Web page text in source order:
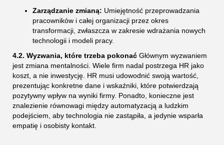
Zarządzanie zmianą: Umiejętność przeprowadzania
pracowników i całej organizacji przez okres
transformacji, zwłaszcza w zakresie wdrażania nowych
technologii i modeli pracy.
4.2. Wyzwania, które trzeba pokonać Głównym wyzwaniem
jest zmiana mentalności. Wiele firm nadal postrzega HR jako
koszt, a nie inwestycję. HR musi udowodnić swoją wartość,
prezentując konkretne dane i wskaźniki, które potwierdzają
pozytywny wpływ na wyniki firmy. Ponadto, konieczne jest
znalezienie równowagi między automatyzacją a ludzkim
podejściem, aby technologia nie zastąpiła, a jedynie wsparła
empatię i osobisty kontakt.